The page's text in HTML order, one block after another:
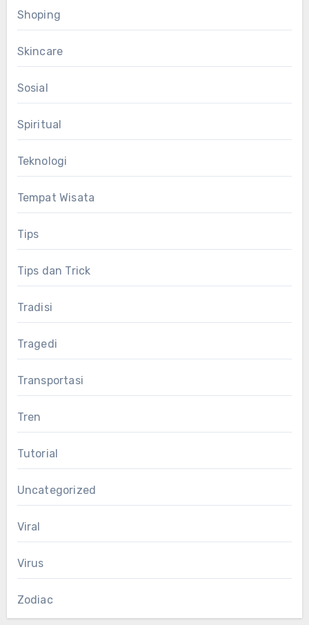
Shoping
Skincare
Sosial
Spiritual
Teknologi
Tempat Wisata
Tips
Tips dan Trick
Tradisi
Tragedi
Transportasi
Tren
Tutorial
Uncategorized
Viral
Virus
Zodiac